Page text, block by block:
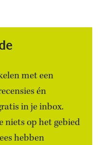
met een
én
in je inbox.
niets op het gebied
hebben